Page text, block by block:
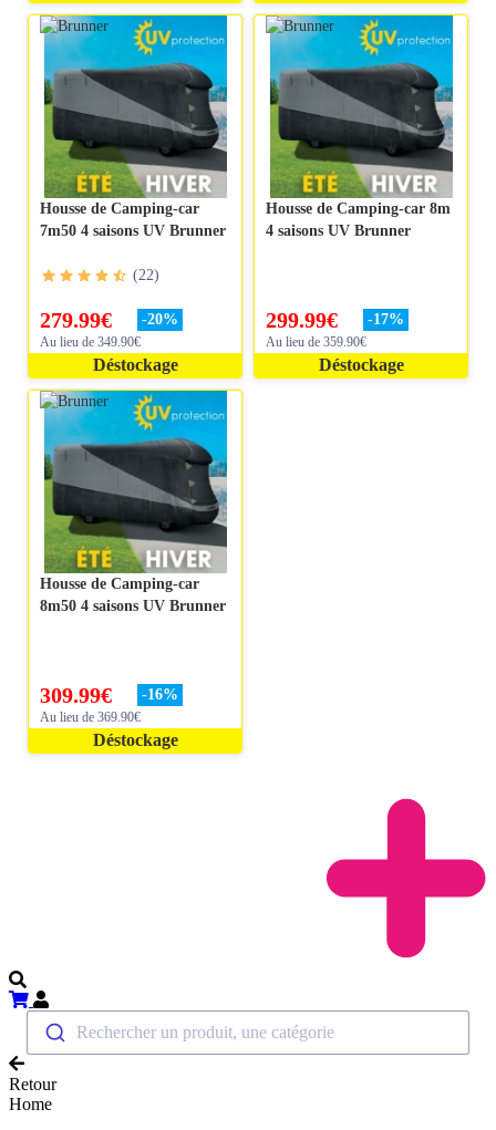
Housse de Camping-car
7m50 4 saisons UV Brunner
(22)
279.99€ -20%
Au lieu de 349.90€
Déstockage
Housse de Camping-car 8m
4 saisons UV Brunner
299.99€ -17%
Au lieu de 359.90€
Déstockage
Housse de Camping-car
8m50 4 saisons UV Brunner
309.99€ -16%
Au lieu de 369.90€
Déstockage
Rechercher un produit, une catégorie
Retour
Home